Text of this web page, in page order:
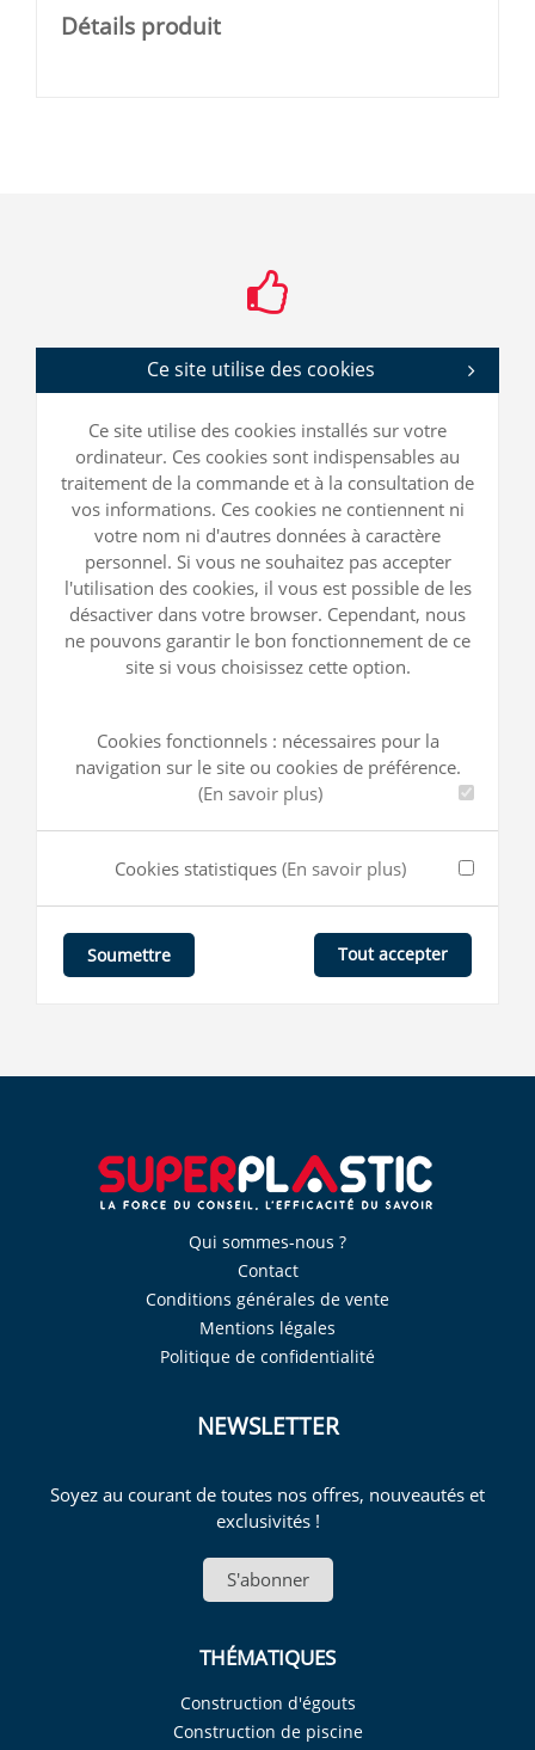
Détails produit
Ce site utilise des cookies
Ce site utilise des cookies installés sur votre
ordinateur. Ces cookies sont indispensables au
traitement de la commande et à la consultation de
vos informations. Ces cookies ne contiennent ni
votre nom ni d'autres données à caractère
personnel. Si vous ne souhaitez pas accepter
l'utilisation des cookies, il vous est possible de les
désactiver dans votre browser. Cependant, nous
ne pouvons garantir le bon fonctionnement de ce
site si vous choisissez cette option.
Cookies fonctionnels : nécessaires pour la
navigation sur le site ou cookies de préférence.
(En savoir plus)
Cookies statistiques (En savoir plus)
Soumettre Tout accepter
Qui sommes-nous ?
Contact
Conditions générales de vente
Mentions légales
Politique de confidentialité
NEWSLETTER
Soyez au courant de toutes nos offres, nouveautés et
exclusivités !
S'abonner
THÉMATIQUES
Construction d'égouts
Construction de piscine